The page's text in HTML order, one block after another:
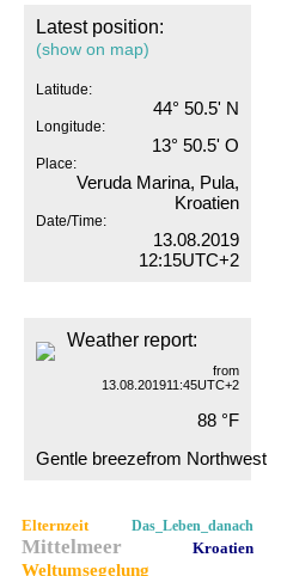
Latest position:
(show on map)
Latitude:
44° 50.5' N
Longitude:
13° 50.5' O
Place:
Veruda Marina, Pula,
Kroatien
Date/Time:
13.08.2019
12:15UTC+2
Weather report:
from
13.08.201911:45UTC+2
88 °F
Gentle breezefrom Northwest
Elternzeit Das_Leben_danach
Mittelmeer Kroatien
Weltumsegelung